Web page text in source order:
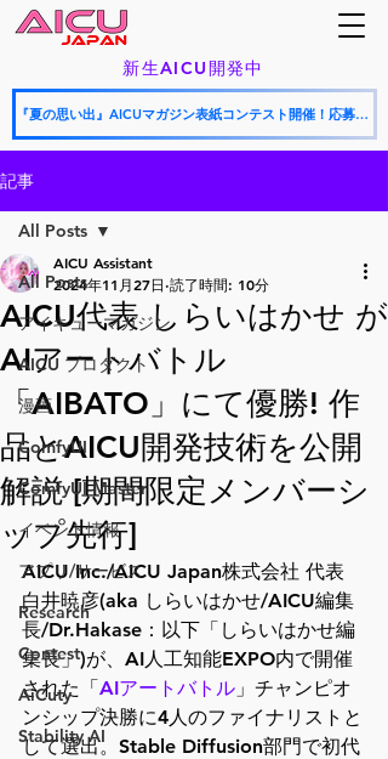
新生AICU開発中
『夏の思い出』AICUマガジン表紙コンテスト開催！応募期間：2026年8月9日〜8月24日（9月号表紙候補）
記事
All Posts
アイキューマガジン
AICU プロダクト
漫画
ComfyUI
ComfyUI-Master
イベント情報
アプリ/サービス
Research
Contest
AiCuty
Stability AI
All Posts
AICU代表 しらいはかせ が
AIアートバトル
「AIBATO」にて優勝! 作
品とAICU開発技術を公開
解説 [期間限定メンバーシ
ップ先行]
AICU Assistant
2024年11月27日 読了時間: 10分
AICU Inc./AICU Japan株式会社 代表
白井暁彦(aka しらいはかせ/AICU編集
長/Dr.Hakase：以下「しらいはかせ編
集長」)が、AI人工知能EXPO内で開催
された「AIアートバトル 」チャンピオ
ンシップ決勝に4人のファイナリストと
して選出。Stable Diffusion部門で初代